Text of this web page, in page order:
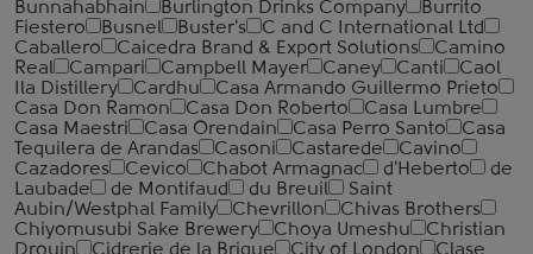
Bunnahabhain
Burlington Drinks Company
Burrito
Fiestero
Busnel Buster's
C and C International Ltd
Caballero
Caicedra Brand & Export Solutions
Camino
Real
Campari Campbell Mayer Caney Canti
Caol
Ila Distillery
Cardhu
Casa Armando Guillermo Prieto
Casa Don Ramon
Casa Don Roberto
Casa Lumbre
Casa Maestri
Casa Orendain Casa Perro Santo
Casa
Tequilera de Arandas
Casoni Castarede
Cavino
Cazadores
Cevico Chabot Armagnac d'Heberto
de
Laubade
de Montifaud du Breuil
Saint
Aubin/Westphal Family
Chevrillon
Chivas Brothers
Chiyomusubi Sake Brewery
Choya Umeshu
Christian